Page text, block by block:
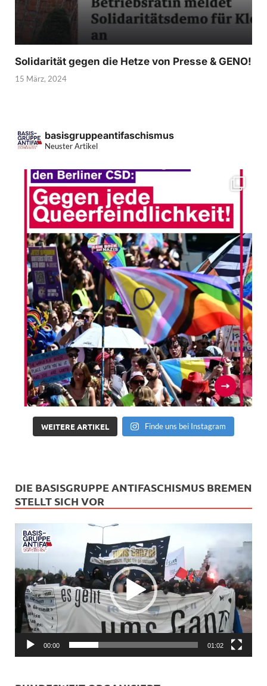
Solidarität gegen die Hetze von Presse & GENO!
15 März, 2024
basisgruppeantifaschismus
Neuster Artikel
WEITERE ARTIKEL Finde uns bei Instagram
DIE BASISGRUPPE ANTIFASCHISMUS BREMEN
STELLT SICH VOR
Video-
Player
00:00 01:02